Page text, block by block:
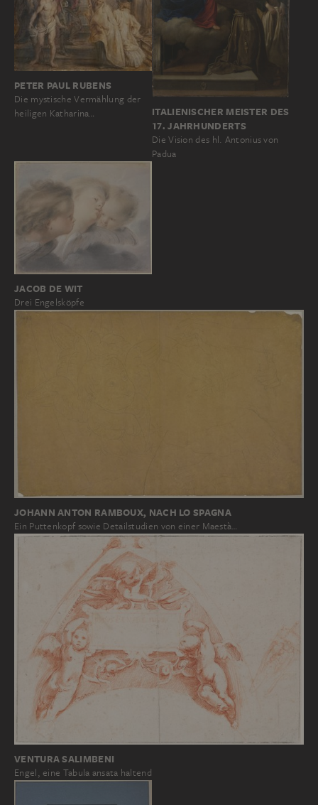
PETER PAUL RUBENS
Die mystische Vermählung der
heiligen Katharina…
ITALIENISCHER MEISTER DES
17. JAHRHUNDERTS
Die Vision des hl. Antonius von
Padua
JACOB DE WIT
Drei Engelsköpfe
JOHANN ANTON RAMBOUX, NACH LO SPAGNA
Ein Puttenkopf sowie Detailstudien von einer Maestà…
VENTURA SALIMBENI
Engel, eine Tabula ansata haltend